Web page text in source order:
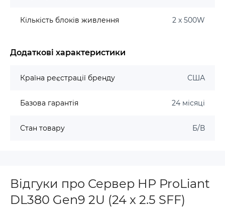
Кількість блоків живлення 2 x 500W
Додаткові характеристики
Країна реєстрації бренду США
Базова гарантія 24 місяці
Стан товару Б/В
Відгуки про Сервер HP ProLiant
DL380 Gen9 2U (24 x 2.5 SFF)